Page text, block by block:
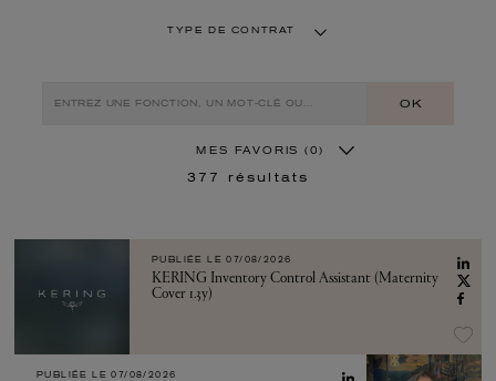
TYPE DE CONTRAT
OK
MES FAVORIS (0)
377 résultats
PUBLIÉE LE 07/08/2026
KERING Inventory Control Assistant (Maternity
Cover 1.3y)
PUBLIÉE LE 07/08/2026